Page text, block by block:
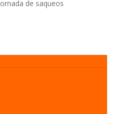
de saqueos